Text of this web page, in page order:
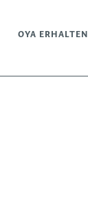
OYA ERHALTEN